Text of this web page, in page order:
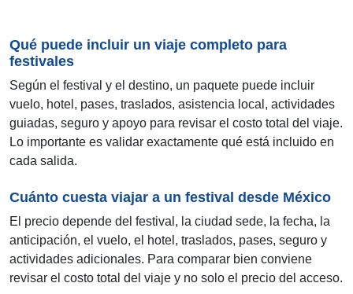
Qué puede incluir un viaje completo para
festivales
Según el festival y el destino, un paquete puede incluir
vuelo, hotel, pases, traslados, asistencia local, actividades
guiadas, seguro y apoyo para revisar el costo total del viaje.
Lo importante es validar exactamente qué está incluido en
cada salida.
Cuánto cuesta viajar a un festival desde México
El precio depende del festival, la ciudad sede, la fecha, la
anticipación, el vuelo, el hotel, traslados, pases, seguro y
actividades adicionales. Para comparar bien conviene
revisar el costo total del viaje y no solo el precio del acceso.